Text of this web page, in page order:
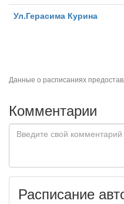
Ул.Герасима Курина
Данные о расписаниях
Комментарии
Расписание